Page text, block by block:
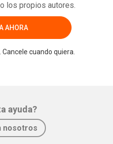
los propios autores.
AHORA
cuando quiera.
ayuda?
nosotros
Twitter E-mail